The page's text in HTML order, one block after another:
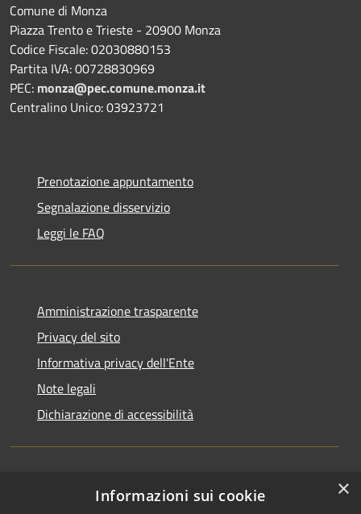
Comune di Monza
Piazza Trento e Trieste - 20900 Monza
Codice Fiscale: 02030880153
Partita IVA: 00728830969
PEC: monza@pec.comune.monza.it
Centralino Unico: 03923721
Prenotazione appuntamento
Segnalazione disservizio
Leggi le FAQ
Amministrazione trasparente
Privacy del sito
Informativa privacy dell'Ente
Note legali
Dichiarazione di accessibilità
Newsletter ×
Informazioni sui cookie